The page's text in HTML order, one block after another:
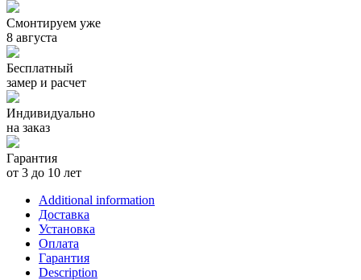
Смонтируем уже
8 августа
Бесплатный
замер и расчет
Индивидуально
на заказ
Гарантия
от 3 до 10 лет
Additional information
Доставка
Установка
Оплата
Гарантия
Description